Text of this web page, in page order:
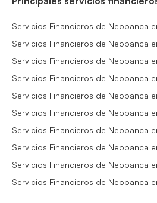
Servicios Financieros de Neobanca
Servicios Financieros de Neobanca
Servicios Financieros de Neobanca
Servicios Financieros de Neobanca
Servicios Financieros de Neobanca
Servicios Financieros de Neobanca
Servicios Financieros de Neobanca
Servicios Financieros de Neobanca
Servicios Financieros de Neobanca
Servicios Financieros de Neobanca